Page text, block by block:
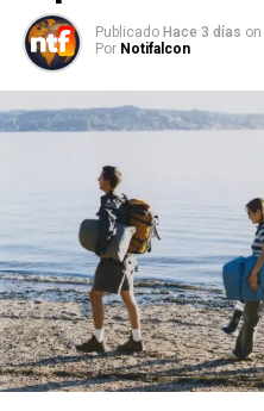
Publicado Hace 3 días on
Por Notifalcon